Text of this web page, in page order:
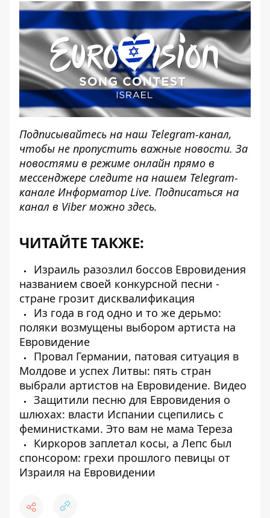
Подписывайтесь на наш Telegram-канал,
чтобы не пропустить важные новости. За
новостями в режиме онлайн прямо в
мессенджере следите на нашем Telegram-
канале Информатор Live. Подписаться на
канал в Viber можно здесь.
ЧИТАЙТЕ ТАКЖЕ:
Израиль разозлил боссов Евровидения
названием своей конкурсной песни -
стране грозит дисквалификация
Из года в год одно и то же дерьмо:
поляки возмущены выбором артиста на
Евровидение
Провал Германии, патовая ситуация в
Молдове и успех Литвы: пять стран
выбрали артистов на Евровидение. Видео
Защитили песню для Евровидения о
шлюхах: власти Испании сцепились с
феминистками. Это вам не мама Тереза
Киркоров заплетал косы, а Лепс был
спонсором: грехи прошлого певицы от
Израиля на Евровидении